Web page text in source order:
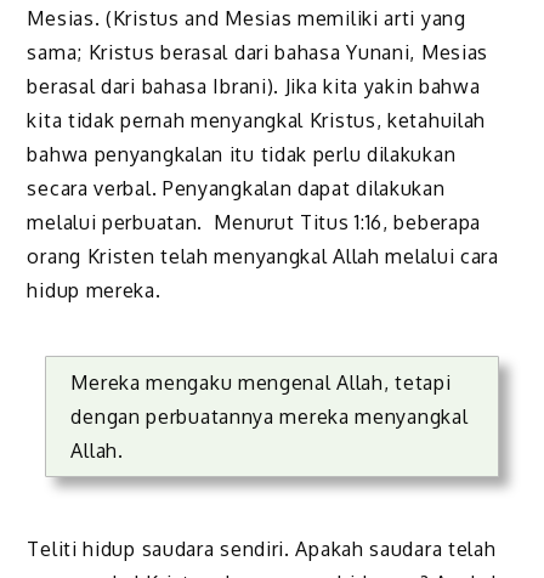
Mesias. (Kristus and Mesias memiliki arti yang
sama; Kristus berasal dari bahasa Yunani, Mesias
berasal dari bahasa Ibrani). Jika kita yakin bahwa
kita tidak pernah menyangkal Kristus, ketahuilah
bahwa penyangkalan itu tidak perlu dilakukan
secara verbal. Penyangkalan dapat dilakukan
melalui perbuatan. Menurut Titus 1:16, beberapa
orang Kristen telah menyangkal Allah melalui cara
hidup mereka.
Mereka mengaku mengenal Allah, tetapi
dengan perbuatannya mereka menyangkal
Allah.
Teliti hidup saudara sendiri. Apakah saudara telah